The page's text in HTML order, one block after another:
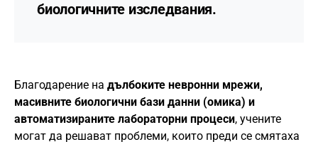
биологичните изследвания.
Благодарение на дълбоките невронни мрежи,
масивните биологични бази данни (омика) и
автоматизираните лабораторни процеси, учените
могат да решават проблеми, които преди се смятаха